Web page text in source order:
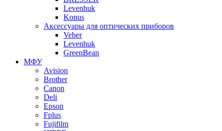
Levenhuk
Konus
Аксессуары для оптических приборов
Veber
Levenhuk
GreenBean
МФУ
Avision
Brother
Canon
Deli
Epson
Fplus
Fujifilm